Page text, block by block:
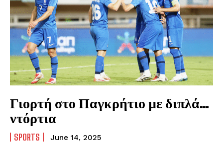
Γιορτή στο Παγκρήτιο με διπλά…
ντόρτια
SPORTS June 14, 2025